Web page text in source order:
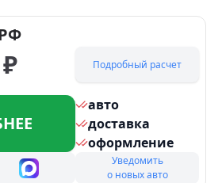
₽ Подробный расчет
авто
доставка
оформление
Уведомить
о новых авто